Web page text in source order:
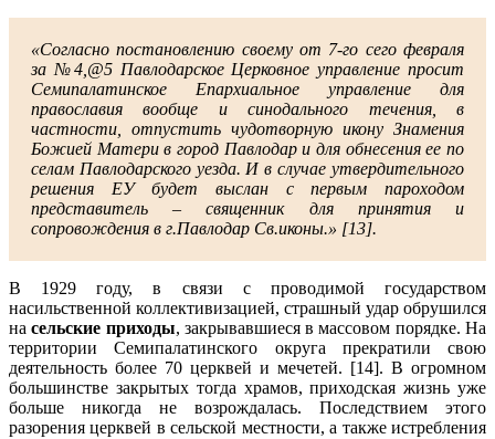
«Согласно постановлению своему от 7-го сего февраля
за №4,@5 Павлодарское Церковное управление просит
Семипалатинское Епархиальное управление для
православия вообще и синодального течения, в
частности, отпустить чудотворную икону Знамения
Божией Матери в город Павлодар и для обнесения ее по
селам Павлодарского уезда. И в случае утвердительного
решения ЕУ будет выслан с первым пароходом
представитель – священник для принятия и
сопровождения в г.Павлодар Св.иконы.» [13].
В 1929 году, в связи с проводимой государством
насильственной коллективизацией, страшный удар обрушился
насельские приходы, закрывавшиеся в массовом порядке. На
территории Семипалатинского округа прекратили свою
деятельность более 70 церквей и мечетей. [14]. В огромном
большинстве закрытых тогда храмов, приходская жизнь уже
больше никогда не возрождалась. Последствием этого
разорения церквей в сельской местности, а также истребления